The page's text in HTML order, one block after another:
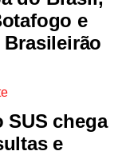
e
chega
e